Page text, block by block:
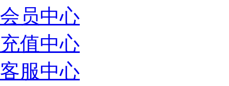
会员中心
充值中心
客服中心